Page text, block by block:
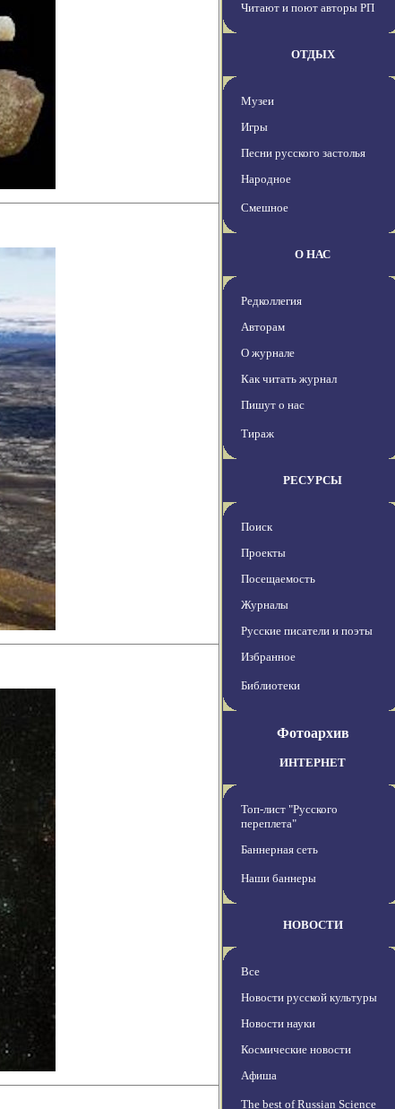
Читают и поют авторы РП
ОТДЫХ
Музеи
Игры
Песни русского застолья
Народное
Смешное
О НАС
Редколлегия
Авторам
О журнале
Как читать журнал
Пишут о нас
Тираж
РЕСУРСЫ
Поиск
Проекты
Посещаемость
Журналы
Русские писатели и поэты
Избранное
Библиотеки
Фотоархив
ИНТЕРНЕТ
Топ-лист "Русского
переплета"
Баннерная сеть
Наши баннеры
НОВОСТИ
Все
Новости русской культуры
Новости науки
Космические новости
Афиша
The best of Russian Science